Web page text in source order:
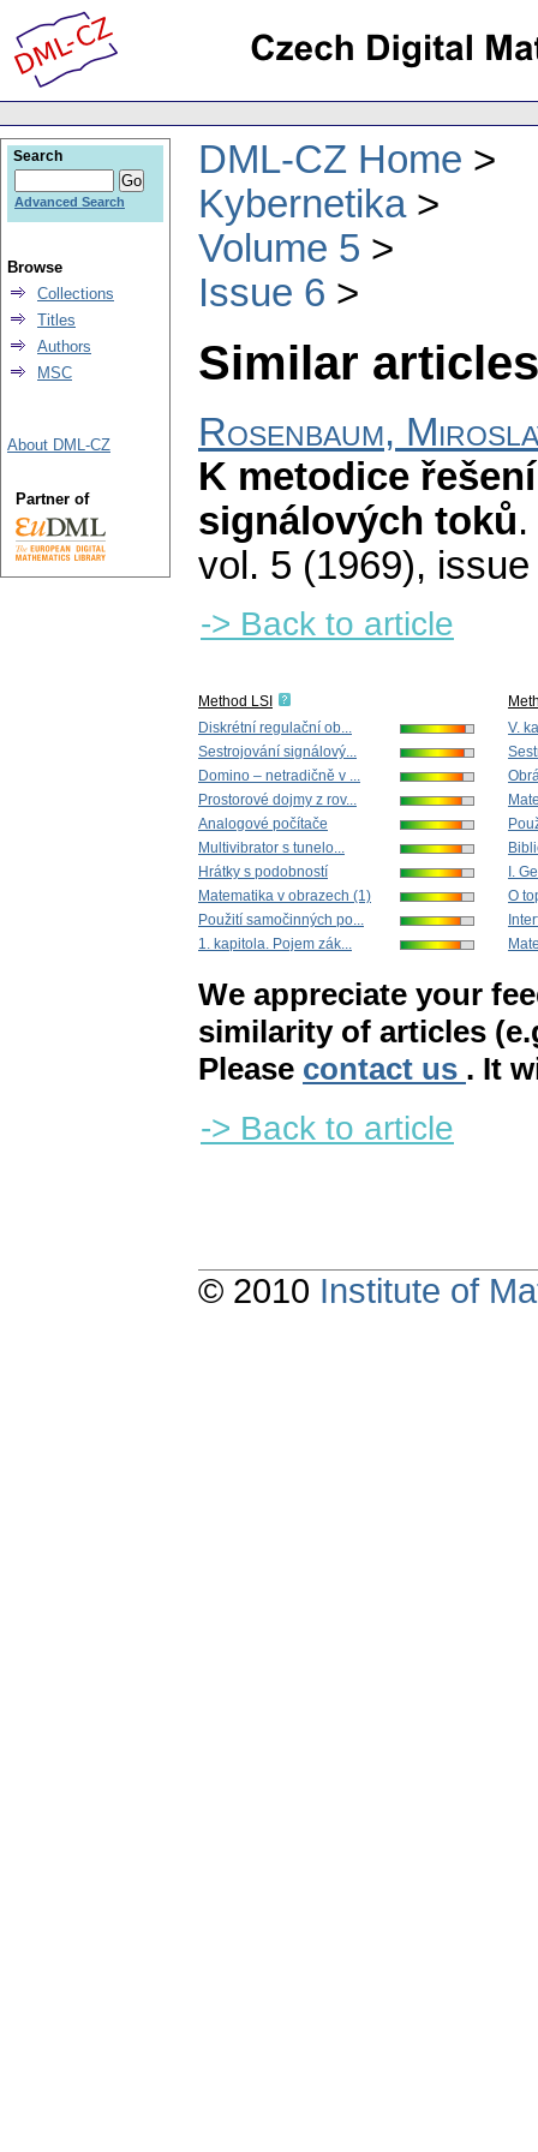
DML-CZ Home
Kybernetika
Volume 5
Issue 6
Similar
Rosenbaum,
K metodice
signálových toků.
vol. 5 (1969), issue
-> Back to article
Method LSI
Diskrétní regulační ob...
Sestrojování signálový...
Domino – netradičně v ...
Prostorové dojmy z rov...
Analogové počítače
Multivibrator s tunelo...
Hrátky s podobností
Matematika v obrazech (1)
Použití samočinných po...
1. kapitola. Pojem zák...
V.
I.
O
We appreciate your
similarity of articles
Please contact us . It
-> Back to article
Search
Advanced Search
Browse
Collections
Titles
Authors
MSC
About DML-CZ
Partner of
© 2010 Institute of